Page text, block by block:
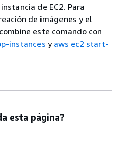
de EC2. Para
de imágenes y el
este comando con
instances y aws ec2 start-
esta página?